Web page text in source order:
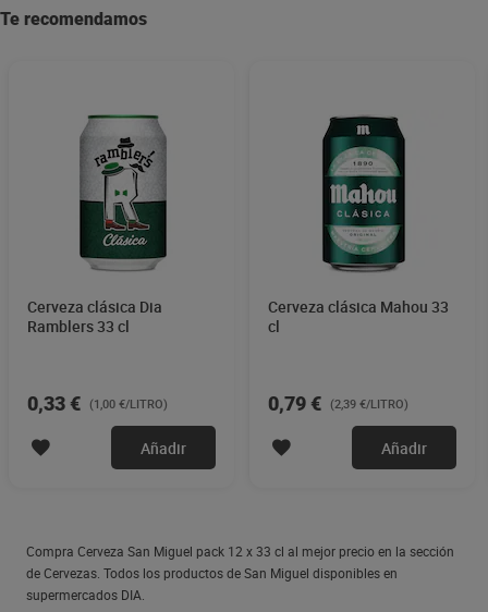
Te recomendamos
Cerveza clásica Dia
Ramblers 33 cl
0,33 € (1,00 €/LITRO)
Añadir
Cerveza clásica Mahou 33
cl
0,79 € (2,39 €/LITRO)
Añadir
Compra Cerveza San Miguel pack 12 x 33 cl al mejor precio en la sección
de Cervezas. Todos los productos de San Miguel disponibles en
supermercados DIA.